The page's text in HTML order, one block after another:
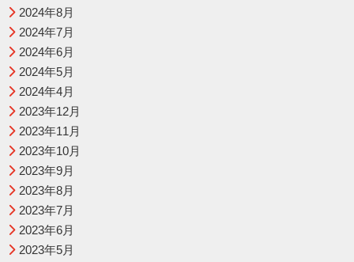
2024年8月
2024年7月
2024年6月
2024年5月
2024年4月
2023年12月
2023年11月
2023年10月
2023年9月
2023年8月
2023年7月
2023年6月
2023年5月